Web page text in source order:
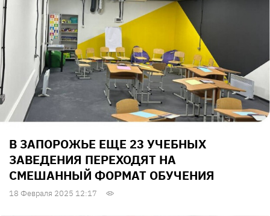
В ЗАПОРОЖЬЕ ЕЩЕ 23 УЧЕБНЫХ
ЗАВЕДЕНИЯ ПЕРЕХОДЯТ НА
СМЕШАННЫЙ ФОРМАТ ОБУЧЕНИЯ
18 Февраля 2025 12:17